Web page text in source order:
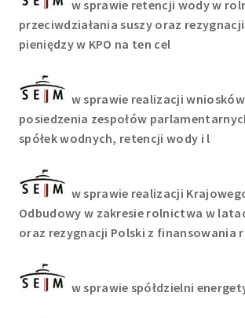
w sprawie retencji wody w
przeciwdziałania suszy oraz
pieniędzy w KPO na ten cel
w sprawie realizacji
posiedzenia zespołów
spółek wodnych, retencji wody i l
w sprawie realizacji
Odbudowy w zakresie rolnictwa w
oraz rezygnacji Polski z finansowania r
w sprawie spółdzielni